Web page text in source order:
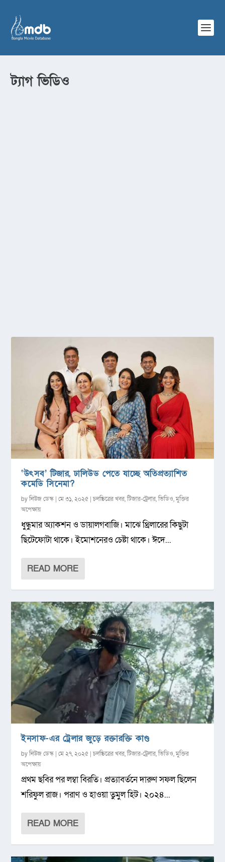
ট্যাগভিডিও
‘উৎসব’ টিজার, ঢালিউড পেতে যাচ্ছে অতিপ্রত্যাশিত
কমেডি সিনেমা?
byনিউজ ডেস্ক |মে ৩১, ২০২৫ |চলচ্চিত্রের খবর,টিজার-ট্রেলার,ভিডিও,মুক্তির
অপেক্ষায়
ধুন্ধুমার অ্যাকশন ও ডায়ালগবাজি। মাঝে থ্রিলারের কিছুটা
ছিটেফোটা থাকে। ইমোশনেরও চেষ্টা থাকে। ঈদে...
READ MORE
ইনসাফ-এর ট্রেলার জুড়ে রক্তারক্তি কাণ্ড
byনিউজ ডেস্ক |মে ২৭, ২০২৫ |চলচ্চিত্রের খবর,টিজার-ট্রেলার,ভিডিও,মুক্তির
অপেক্ষায়
প্রথম ছবির পর লম্বা বিরতি। প্রত্যাবর্তনে দারুণ সফল ছিলেন
শরিফুল রাজ। পরাণ ও হাওয়া তুমুল হিট। ২০২৪...
READ MORE